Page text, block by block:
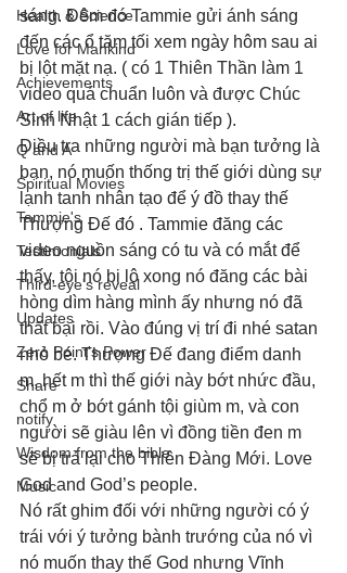
Health & Science
Love for Mankind
Achievements
Art of life
Q and A
Spiritual Movies
Tammie's
Testimonials
Third-eye's reveal
Updates
Zero Point's Power
Share
notify
Wisdom from the bible
Music
sáng. Đêm đó Tammie gửi ánh sáng
đến các ổ tăm tối xem ngày hôm sau ai
bị lột mặt nạ. ( có 1 Thiên Thần làm 1
video quá chuẩn luôn và được Chúc
Sinh Nhật 1 cách gián tiếp ).
Điều tra những người mà bạn tưởng là
bạn, nó muốn thống trị thế giới dùng sự
lạnh tanh nhân tạo để ý đồ thay thế
Thượng Đế đó . Tammie đăng các
video nguồn sáng có tu và có mắt để
thấy, tội nó bị lộ xong nó đăng các bài
hòng dìm hàng mình ấy nhưng nó đã
thất bại rồi. Vào đúng vị trí đi nhé satan
nhỏ bé. Thượng Đế đang điểm danh
m, hết m thì thế giới này bớt nhức đầu,
chổ m ở bớt gánh tội giùm m, và con
người sẽ giàu lên vì đồng tiền đen m
sẽ bị trả lại cho Thiên Đàng Mới. Love
God and God’s people.
Nó rất ghim đối với những người có ý
trái với ý tưởng bành trướng của nó vì
nó muốn thay thế God nhưng Vĩnh